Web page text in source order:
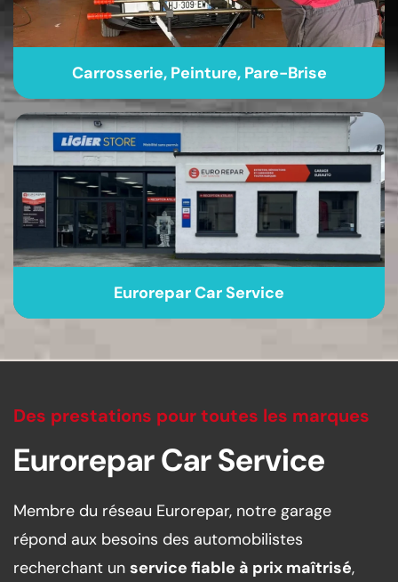
Carrosserie, Peinture, Pare-Brise
Eurorepar Car Service
Des prestations pour toutes les marques
Eurorepar Car Service
Membre du réseau Eurorepar, notre garage
répond aux besoins des automobilistes
recherchant un service fiable à prix maîtrisé,